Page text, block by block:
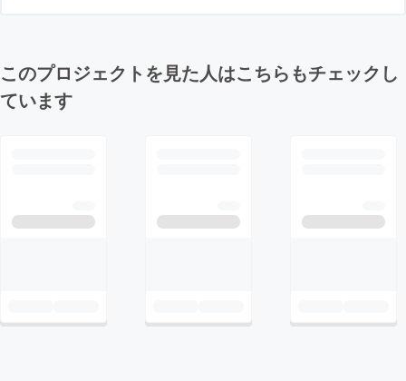
このプロジェクトを見た人はこちらもチェックし
ています